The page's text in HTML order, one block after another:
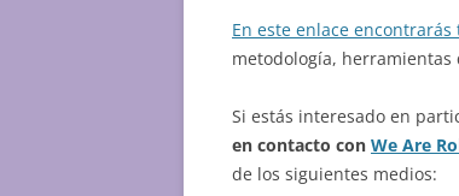
En este enlace encontrarás
metodología,
Si estás interesado en
en contacto con We Are
de los siguientes medios: